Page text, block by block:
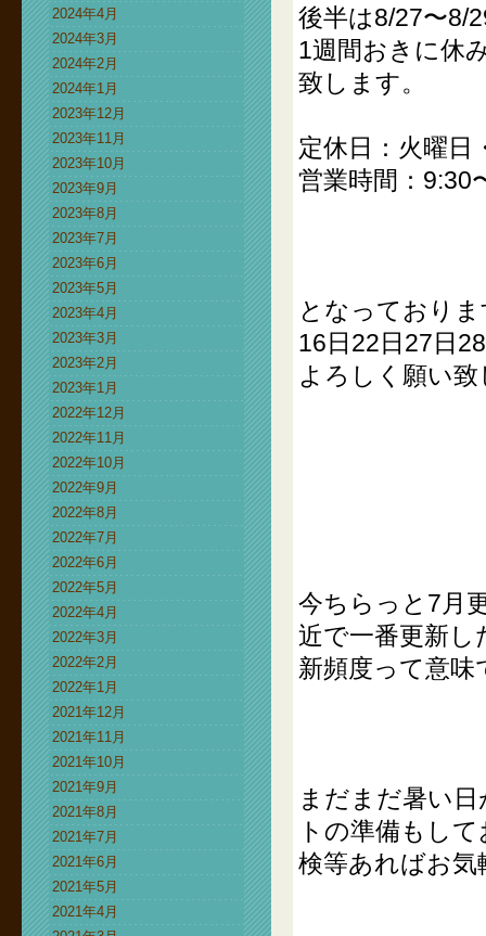
2024年4月
2024年3月
2024年2月
2024年1月
2023年12月
2023年11月
2023年10月
2023年9月
2023年8月
2023年7月
2023年6月
2023年5月
2023年4月
2023年3月
2023年2月
2023年1月
2022年12月
2022年11月
2022年10月
2022年9月
2022年8月
2022年7月
2022年6月
2022年5月
2022年4月
2022年3月
2022年2月
2022年1月
2021年12月
2021年11月
2021年10月
2021年9月
2021年8月
2021年7月
2021年6月
2021年5月
2021年4月
後半は8/27〜8/
1週間おきに休
致します。
定休日：火曜日
営業時間：9:30
となっており
16日22日27日
よろしく願い
今ちらっと7月
近で一番更新
新頻度って意
まだまだ暑い
トの準備もし
検等あればお